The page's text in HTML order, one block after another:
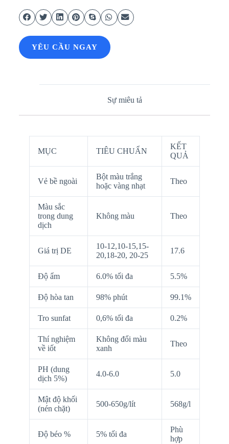
YÊU CẦU NGAY
Sự miêu tả
MỤC TIÊU CHUẨN
KẾT
QUẢ
Vẻ bề ngoài
Bột màu trắng
hoặc vàng nhạt
Theo
Màu sắc
trong dung
dịch
Không màu Theo
Giá trị DE
10-12,10-15,15-
20,18-20, 20-25
17.6
Độ ẩm 6.0% tối đa 5.5%
Độ hòa tan 98% phút 99.1%
Tro sunfat 0,6% tối đa 0.2%
Thí nghiệm
về iốt
Không đổi màu
xanh
Theo
PH (dung
dịch 5%)
4.0-6.0 5.0
Mật độ khối
(nén chặt)
500-650g/lít 568g/l
Độ béo % 5% tối đa
Phù
hợp